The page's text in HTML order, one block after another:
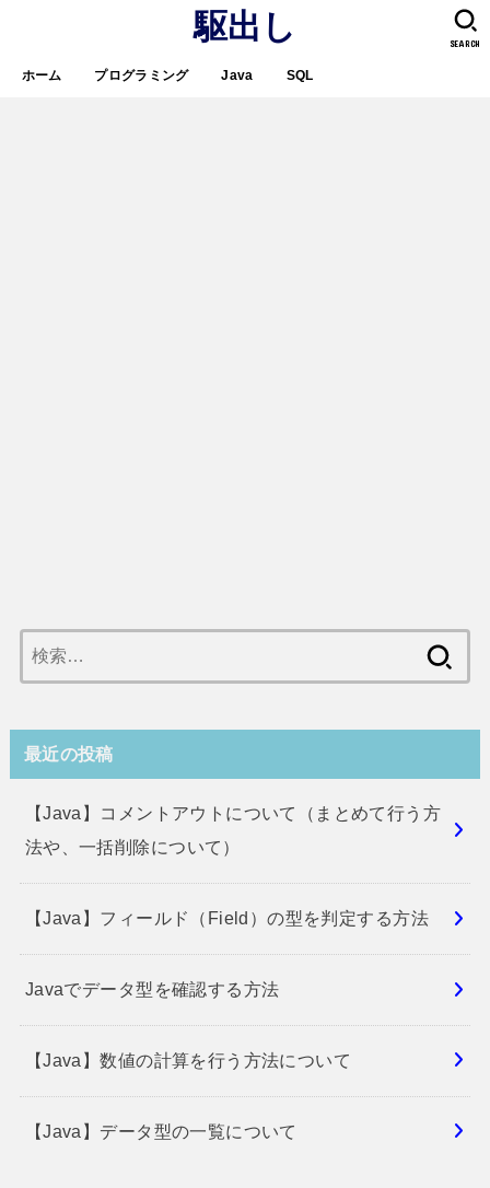
駆出し
ホーム プログラミング Java SQL
SEARCH
索:
最近の投稿
【Java】コメントアウトについて（まとめて行う方
法や、一括削除について）
【Java】フィールド（Field）の型を判定する方法
Javaでデータ型を確認する方法
【Java】数値の計算を行う方法について
【Java】データ型の一覧について